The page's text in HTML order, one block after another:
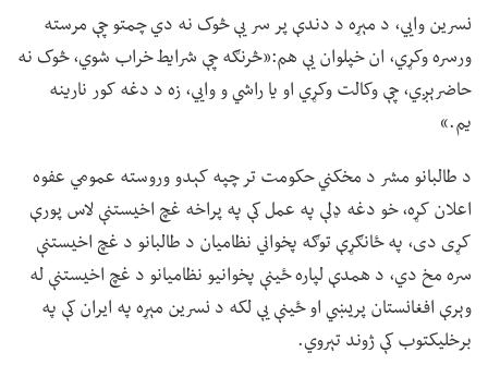
نسرین وايي، د مېړه د دندې پر سر یې څوک نه دي چمتو چې مرسته
ورسره وکړي، ان خپلوان یې هم:«څرنګه چې شرایط خراب شوي، څوک نه
حاضرېږي، چې وکالت وکړي او یا راشي و وايي، زه د دغه کور نارینه
یم.»
د طالبانو مشر د مخکني حکومت تر چپه کېدو وروسته عمومي عفوه
اعلان کړه، خو دغه ډلې په عمل کې په پراخه غچ اخیستنې لاس پورې
کړی دی، په ځانګړې توګه پخواني نظامیان د طالبانو د غچ اخیستنې
سره مخ دي، د همدې لپاره ځینې پخوانیو نظامیانو د غچ اخیستنې له
وېرې افغانستان پریښي او ځینې یې لکه د نسرین مېړه په ایران کې په
برخلیکتوب کې ژوند تېروي.